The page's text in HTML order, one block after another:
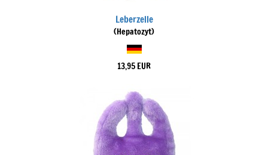
Leberzelle
(Hepatozyt)
13,95 EUR